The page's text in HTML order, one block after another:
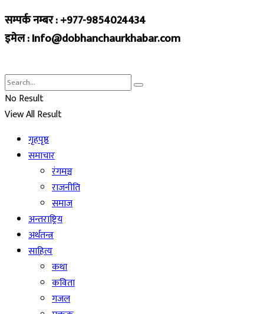
सम्पर्क नम्बर : +977-9854024434
इमेल : Info@dobhanchaurkhabar.com
No Result
View All Result
गृहपृष्ठ
समाचार
रंगमञ्च
राजनीति
समाज
अन्तराष्ट्रिय
अर्थतन्त्र
साहित्य
कथा
कविता
गजल